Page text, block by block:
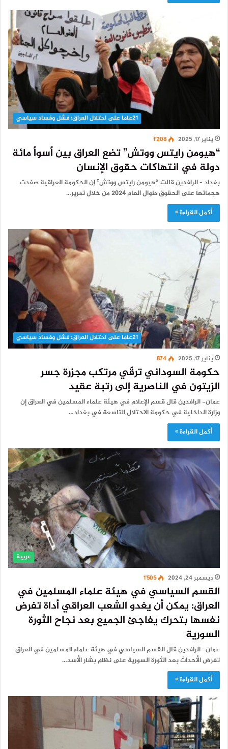
21عاما على احتلال العراق: فشل وفساد سياسي
يناير 17, 2025
1٬208
“هيومن رايتس ووتش” تضع العراق بين أسوأ مائة
دولة في انتهاكات حقوق الإنسان
بغداد – الرافدين قالت “هيومن رايتس ووتش” إن الحكومة العراقية صعّدت
هجماتها على الحقوق طوال العام 2024 من خلال تمرير…
أكمل القراءة »
21عاما على احتلال العراق: فشل وفساد سياسي
يناير 17, 2025
874
حكومة السوداني ترقّي مرتكب مجزرة جسر
الزيتون في الناصرية إلى رتبة عقيد
عمان- الرافدين قال قسم الإعلام في هيئة علماء المسلمين في العراق إن
وزارة الداخلية في حكومة الاحتلال التاسعة في بغداد…
أكمل القراءة »
عربية
ديسمبر 24, 2024
1٬505
القسم السياسي في هيئة علماء المسلمين في
العراق: يمكن أن يغدو الشعب العراقي أداة تفرض
نفسها بتحرك يفاجئ الجميع بعد نجاح الثورة
السورية
عمان- الرافدين قال القسم السياسي في هيئة علماء المسلمين في العراق
تفرض الأحداث بعد الثورة السورية على نظام بشار الأسد…
أكمل القراءة »